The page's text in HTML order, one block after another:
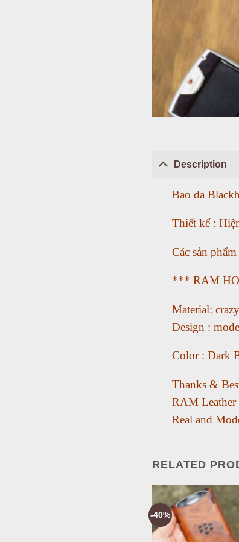
Description
Bao da
Thiết kế :
Các sản
*** RAM
Material:
Design :
Color : Dark
Thanks &
RAM Leather
Real and
RELATED
-40%